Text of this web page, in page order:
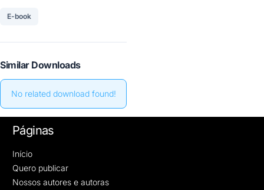
E-book
Similar Downloads
No related download found!
Páginas
Início
Quero publicar
Nossos autores e autoras